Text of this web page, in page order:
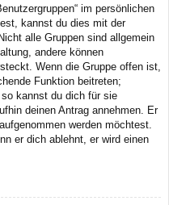
im persönlichen
kannst du dies mit der
alle Gruppen sind allgemein
andere können
Wenn die Gruppe offen ist,
Funktion beitreten;
kannst du dich für sie
deinen Antrag annehmen. Er
werden möchtest.
er dich ablehnt, er wird einen